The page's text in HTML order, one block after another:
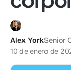
Alex YorkSenior
10 de enero de